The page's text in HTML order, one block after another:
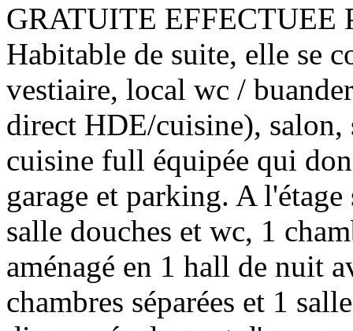
GRATUITE EFFECTUEE
Habitable de suite, elle se
vestiaire, local wc /
direct HDE/cuisine), salon,
cuisine full équipée qui
garage et parking. A
salle douches et wc, 1
aménagé en 1 hall de nuit
chambres séparées et 1